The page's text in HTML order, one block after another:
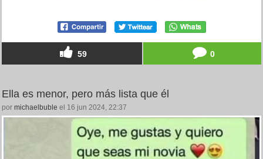
59 0
Ella es menor, pero más lista que él
por michaelbuble el 16 jun 2024, 22:37